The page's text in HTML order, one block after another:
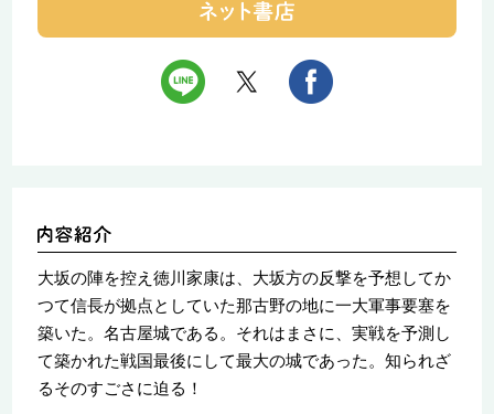
大坂の陣を控え徳川家康は、大坂方の反撃を予想してか
つて信長が拠点としていた那古野の地に一大軍事要塞を
築いた。名古屋城である。それはまさに、実戦を予測し
て築かれた戦国最後にして最大の城であった。知られざ
るそのすごさに迫る！